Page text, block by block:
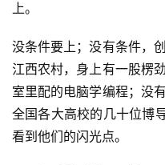
上。
没条件要上；没有条件，
江西农村，身上有一股楞
室里配的电脑学编程；没
全国各大高校的几十位博
看到他们的闪光点。